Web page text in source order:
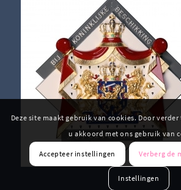
Deze site maakt gebruik van cookies. Door
u akkoord met ons gebruik van
Accepteer instellingen Verberg de
Instellingen